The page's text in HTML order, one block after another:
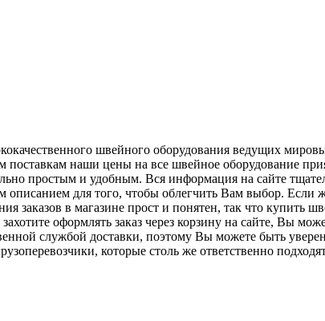
швейного оборудования ведущих
поставкам наши цены на все швейное оборудование
простым и удобным. Вся информация на сайте
для того, чтобы облегчить Вам выбор. Если
в магазине прост и понятен, так что купить
оформлять заказ через корзину на сайте, Вы
службой доставки, поэтому Вы можете быть
которые столь же ответственно